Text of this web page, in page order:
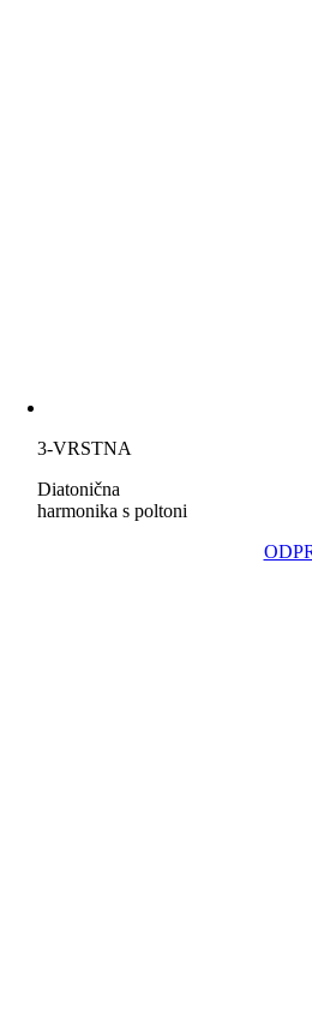
3-VRSTNA
Diatonična
harmonika s poltoni